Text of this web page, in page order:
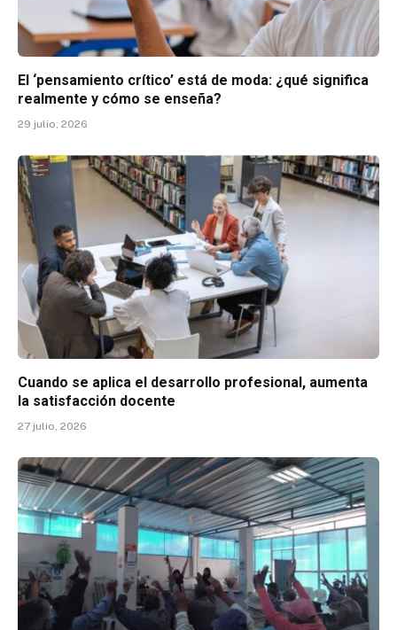
El ‘pensamiento crítico’ está de moda: ¿qué significa
realmente y cómo se enseña?
29 julio, 2026
Cuando se aplica el desarrollo profesional, aumenta
la satisfacción docente
27 julio, 2026